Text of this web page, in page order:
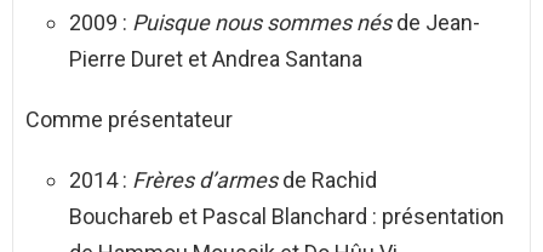
2009 : Puisque nous sommes nésde Jean-
Pierre Duret et Andrea Santana
Comme présentateur
2014 : Frères d’armesde Rachid
Bouchareb et Pascal Blanchard : présentation